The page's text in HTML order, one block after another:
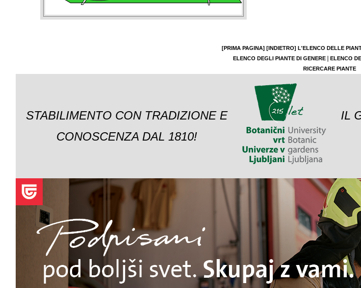
[PRIMA PAGINA] [INDIETRO] L'ELENCO DELLE
ELENCO DEGLI PIANTE DI GENERE
ELENCO
RICERCARE PIANTE
STABILIMENTO CON TRADIZIONE E
CONOSCENZA DAL 1810!
IL